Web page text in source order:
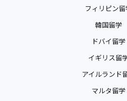
フィリピン留
韓国留学
ドバイ留学
イギリス留
アイルランド
マルタ留学